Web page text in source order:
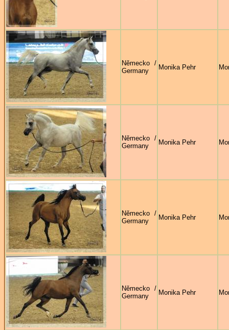
Německo /
Germany
Monika Pehr
Německo /
Germany
Monika Pehr
Německo /
Germany
Monika Pehr
Německo /
Germany
Monika Pehr